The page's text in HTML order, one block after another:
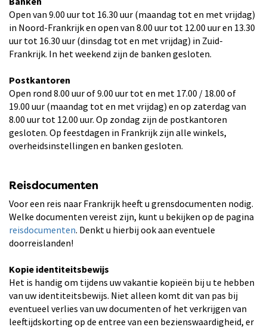
Open van 9.00 uur tot 16.30 uur (maandag tot en met vrijdag)
in Noord-Frankrijk en open van 8.00 uur tot 12.00 uur en 13.30
uur tot 16.30 uur (dinsdag tot en met vrijdag) in Zuid-
Frankrijk. In het weekend zijn de banken gesloten.
Postkantoren
Open rond 8.00 uur of 9.00 uur tot en met 17.00 / 18.00 of
19.00 uur (maandag tot en met vrijdag) en op zaterdag van
8.00 uur tot 12.00 uur. Op zondag zijn de postkantoren
gesloten. Op feestdagen in Frankrijk zijn alle winkels,
overheidsinstellingen en banken gesloten.
Reisdocumenten
Voor een reis naar Frankrijk heeft u grensdocumenten nodig.
Welke documenten vereist zijn, kunt u bekijken op de pagina
reisdocumenten. Denkt u hierbij ook aan eventuele
doorreislanden!
Kopie identiteitsbewijs
Het is handig om tijdens uw vakantie kopieën bij u te hebben
van uw identiteitsbewijs. Niet alleen komt dit van pas bij
eventueel verlies van uw documenten of het verkrijgen van
leeftijdskorting op de entree van een bezienswaardigheid, er